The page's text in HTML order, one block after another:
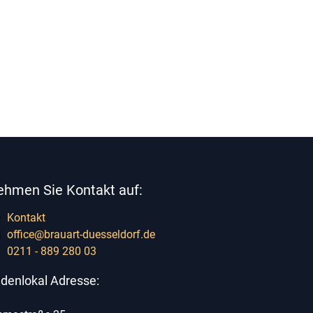
Sie Kontakt auf:
Kontakt
office@brauart-duesseldorf.de
0211 - 889 280 03
Adresse: